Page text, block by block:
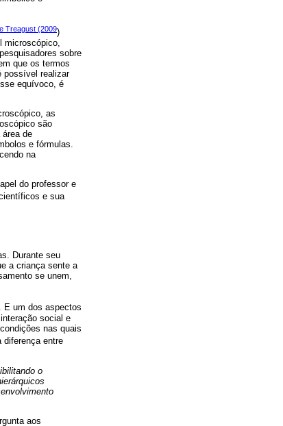
Treagust (2009)
sobre
que os termos
possível realizar
equívoco, é
as
são
de
e fórmulas.
na
do professor e
e sua
Durante seu
a criança sente a
se unem,
E um dos aspectos
social e
nas quais
diferença entre
o
aos